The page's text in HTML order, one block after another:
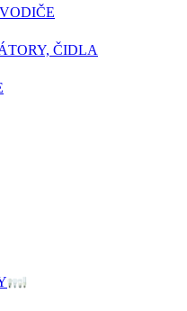
ČIDLA